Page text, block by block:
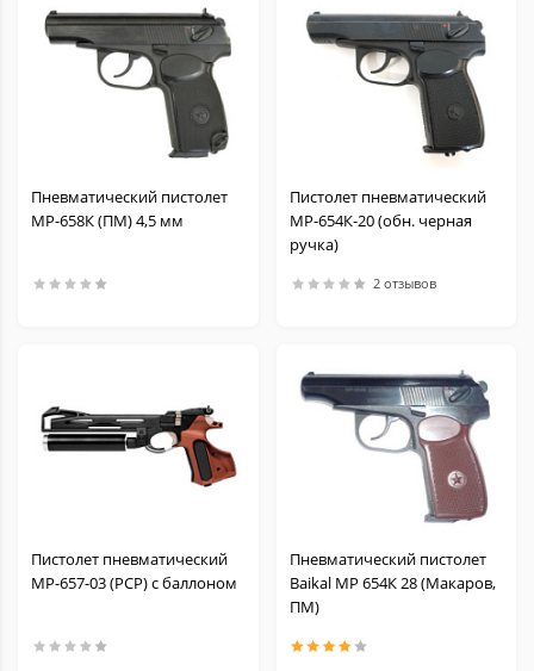
Пневматический пистолет
МР-658К (ПМ) 4,5 мм
Пистолет пневматический
МР-654К-20 (обн. черная
ручка)
2 отзывов
Пистолет пневматический
МР-657-03 (PCP) с баллоном
Пневматический пистолет
Baikal МР 654К 28 (Макаров,
ПМ)